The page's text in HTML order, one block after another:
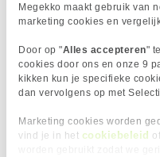
Megekko maakt gebruik van
marketing cookies en
Door op "Alles accepteren"
cookies door ons en onze 9
kikken kun je specifieke
dan vervolgens op met
Marketing cookies worden
vind je in het cookiebeleid
Vendorcode
Impedantie
Kabelkleur
Kabelmantel
Kleurnummer
Max. werktemperatuur
Min. werktemperatuur
VERGELIJKBARE
ACT Paarse 0,5 meter LSZH SFTP
CAT6A patchkabel snagless met